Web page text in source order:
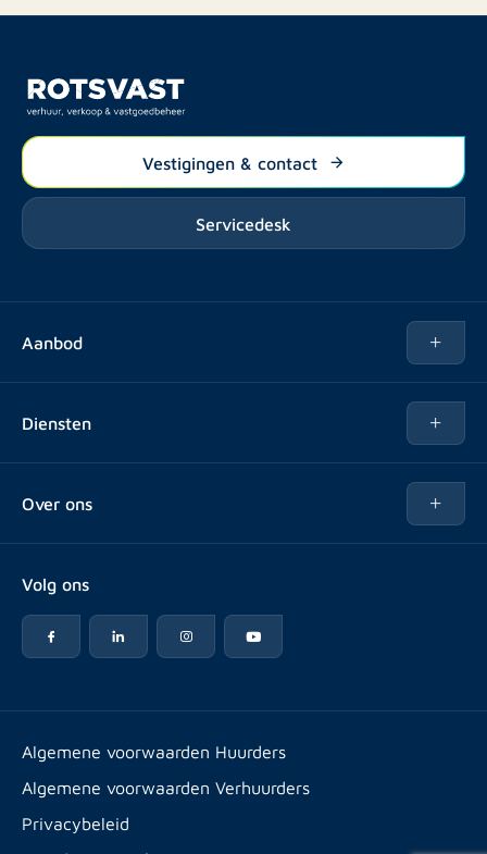
Vestigingen & contact
Servicedesk
Aanbod
Diensten
Vastgoedbeheer
Advies
Expats
Energielabel
Over ons
Veelgestelde vragen
Reviews
Artikelen
Volg ons
Algemene voorwaarden Huurders
Algemene voorwaarden Verhuurders
Privacybeleid